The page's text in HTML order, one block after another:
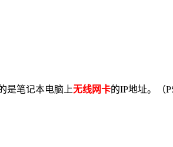
是笔记本电脑上无线网卡的IP地址。（